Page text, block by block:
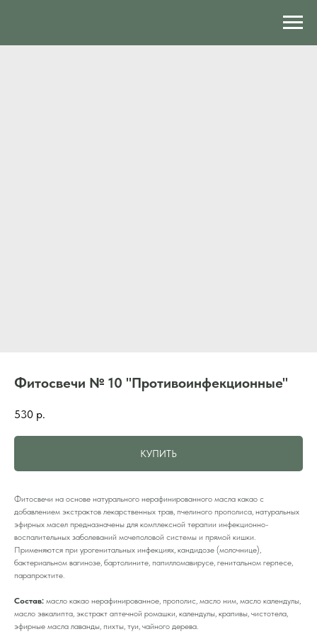
Фитосвечи № 10 "Противоинфекционные"
530 р.
КУПИТЬ
Фитосвечи на основе натурального нерафинированного масла какао с
добавлением экстрактов лекарственных трав, пчелиного прополиса, натуральных
эфирных масел предназначены для комплексной терапии инфекционно-
воспалительных заболеваний мочеполовой системы и прямой кишки.
Применяются при урогенитальных инфекциях, кандидозе (молочнице),
бактериальном вагинозе, бартолините, папилломавирусе, генитальном герпесе,
парапроктите.
Состав: масло какао нерафинированное, прополис, масло ним, масло календулы,
масло эвкалипта, экстракт аптечной ромашки, календулы, крапивы, чистотела,
эфирные масла лаванды, пихты, туи, чайного дерева.